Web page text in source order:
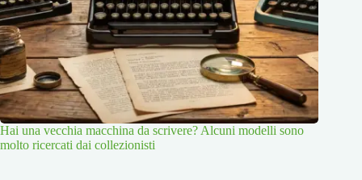
Hai una vecchia macchina da scrivere? Alcuni modelli sono
molto ricercati dai collezionisti